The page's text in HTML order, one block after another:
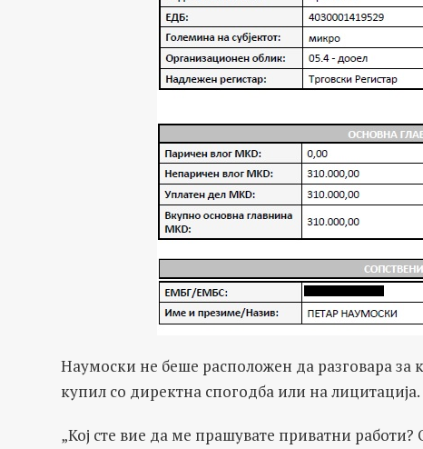
Наумоски не беше расположен да разговара за
купил со директна спогодба или на лицитација.
„Кој сте вие да ме прашувате приватни